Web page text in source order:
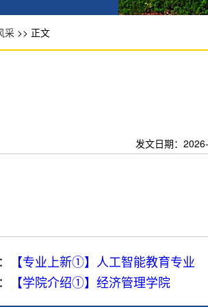
采 >> 正文
发文日期：
【专业上新①】人工智能教育专业
【学院介绍①】经济管理学院